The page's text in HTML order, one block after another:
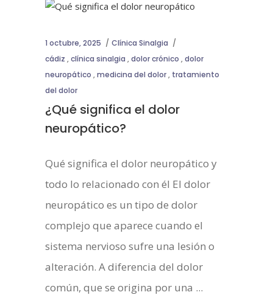
1 octubre, 2025
Clínica Sinalgia
cádiz ,clínica sinalgia ,dolor crónico ,dolor
neuropático ,medicina del dolor, tratamiento
del dolor
¿Qué significa el dolor
neuropático?
Qué significa el dolor neuropático y
todo lo relacionado con él El dolor
neuropático es un tipo de dolor
complejo que aparece cuando el
sistema nervioso sufre una lesión o
alteración. A diferencia del dolor
común, que se origina por una